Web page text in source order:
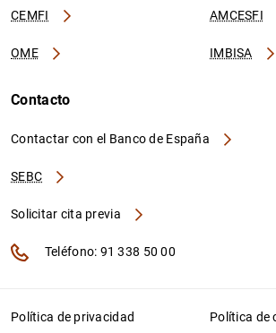
CEMFI AMCESFI
OME IMBISA
Contacto
Contactar con el Banco de España
SEBC
Solicitar cita previa
Teléfono: 91 338 50 00
Política de privacidad Política de